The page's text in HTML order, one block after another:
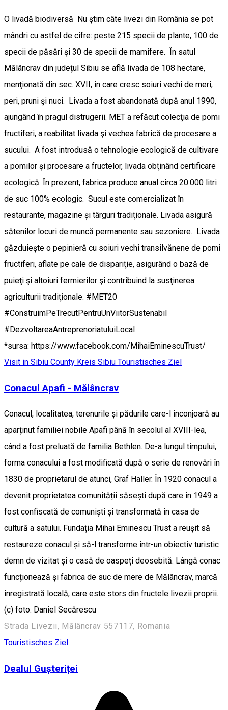
O livadă biodiversă Nu știm câte livezi din România se pot
mândri cu astfel de cifre: peste 215 specii de plante, 100 de
specii de păsări şi 30 de specii de mamifere. În satul
Mălâncrav din județul Sibiu se află livada de 108 hectare,
menţionată din sec. XVII, în care cresc soiuri vechi de meri,
peri, pruni şi nuci. Livada a fost abandonată după anul 1990,
ajungând în pragul distrugerii. MET a refăcut colecţia de pomi
fructiferi, a reabilitat livada şi vechea fabrică de procesare a
sucului. A fost introdusă o tehnologie ecologică de cultivare
a pomilor şi procesare a fructelor, livada obţinând certificare
ecologică. În prezent, fabrica produce anual circa 20.000 litri
de suc 100% ecologic. Sucul este comercializat în
restaurante, magazine și târguri tradiţionale. Livada asigură
sătenilor locuri de muncă permanente sau sezoniere. Livada
găzduiește o pepinieră cu soiuri vechi transilvănene de pomi
fructiferi, aflate pe cale de dispariţie, asigurând o bază de
puieţi şi altoiuri fermierilor şi contribuind la susţinerea
agriculturii tradiţionale. #MET20
#ConstruimPeTrecutPentruUnViitorSustenabil
#DezvoltareaAntreprenoriatuluiLocal
*sursa: https://www.facebook.com/MihaiEminescuTrust/
Visit in Sibiu County Kreis Sibiu Touristisches Ziel
Conacul Apafi - Mălâncrav
Conacul, localitatea, terenurile și pădurile care-l înconjoară au
aparținut familiei nobile Apafi până în secolul al XVIII-lea,
când a fost preluată de familia Bethlen. De-a lungul timpului,
forma conacului a fost modificată după o serie de renovări în
1830 de proprietarul de atunci, Graf Haller. În 1920 conacul a
devenit proprietatea comunității săsești după care în 1949 a
fost confiscată de comuniști și transformată în casa de
cultură a satului. Fundația Mihai Eminescu Trust a reușit să
restaureze conacul și să-l transforme într-un obiectiv turistic
demn de vizitat și o casă de oaspeți deosebită. Lângă conac
funcționează și fabrica de suc de mere de Mălâncrav, marcă
înregistrată locală, care este stors din fructele livezii proprii.
(c) foto: Daniel Secărescu
Strada Livezii, Mălâncrav 557117, Romania
Touristisches Ziel
Dealul Gușteriței